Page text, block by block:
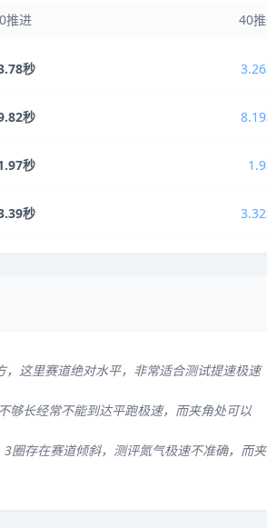
0推进 40
秒
秒
秒
秒
这里赛道绝对水平，非常适合测试提速极速
够长经常不能到达平跑极速，而夹角处可以
圈存在赛道倾斜，测评氮气极速不准确，而夹